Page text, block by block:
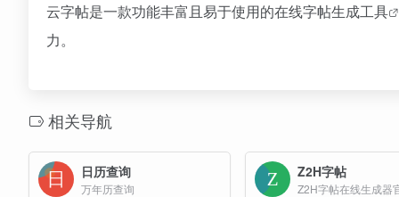
云字帖是一款功能丰富且易于使用的在线字帖生成工具
力。
相关导航
日历查询
万年历查询
Z2H字帖